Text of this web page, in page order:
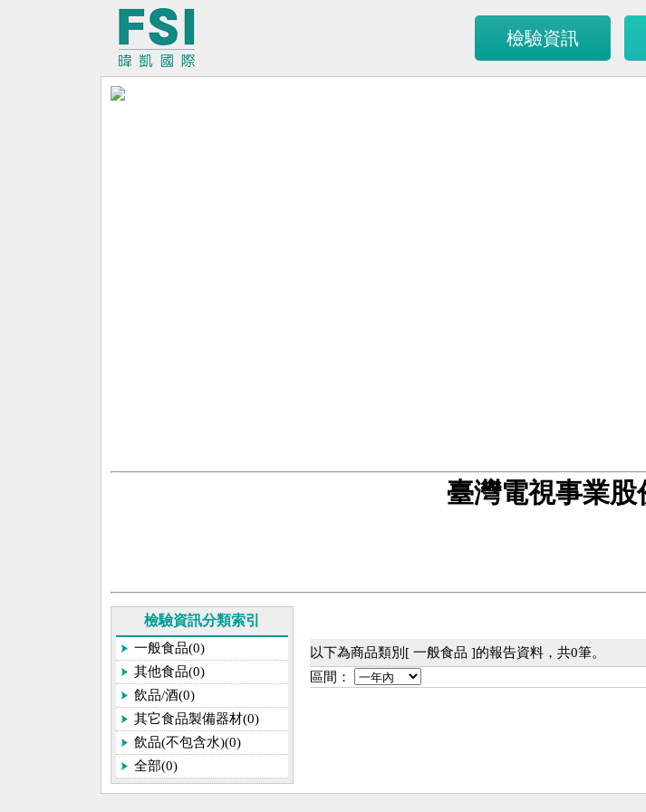
檢驗資訊
臺灣電視事業股
檢驗資訊分類索引
一般食品(0)
其他食品(0)
飲品/酒(0)
其它食品製備器材(0)
飲品(不包含水)(0)
全部(0)
以下為商品類別[ 一般食品 ]的報告資料，共0筆。
區間：